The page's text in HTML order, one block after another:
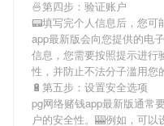
🍜第四步：验证账户
📟填写完个人信息后，您可
app最新版会向您提供的电
信息，您需要按照提示进行
性，并防止不法分子滥用您
🔋第五步：设置安全选项
pg网络赌钱app最新版通常
户的安全性。🎰例如，可